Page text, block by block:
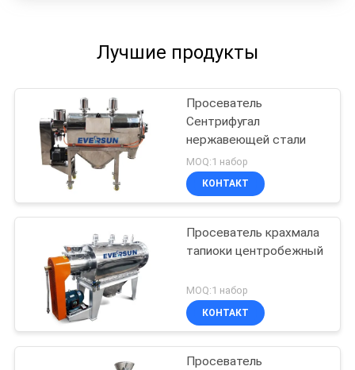
Лучшие продукты
Просеватель
Сентрифугал
нержавеющей стали
MOQ:1 набор
КОНТАКТ
Просеватель крахмала
тапиоки центробежный
MOQ:1 набор
КОНТАКТ
Просеватель